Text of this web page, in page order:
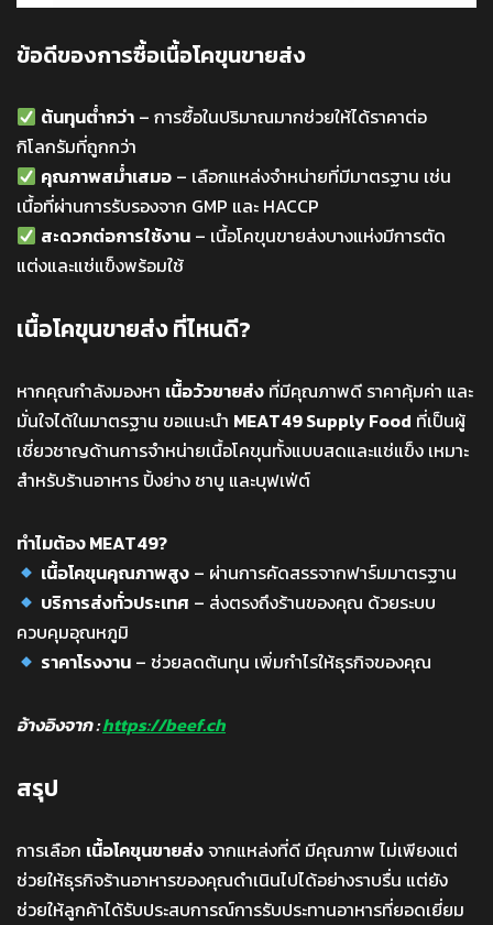
ข้อดีของการซื้อเนื้อโคขุนขายส่ง
ต้นทุนต่ำกว่า – การซื้อในปริมาณมากช่วยให้ได้ราคาต่อ
กิโลกรัมที่ถูกกว่า
คุณภาพสม่ำเสมอ – เลือกแหล่งจำหน่ายที่มีมาตรฐาน เช่น
เนื้อที่ผ่านการรับรองจาก GMP และ HACCP
สะดวกต่อการใช้งาน – เนื้อโคขุนขายส่งบางแห่งมีการตัด
แต่งและแช่แข็งพร้อมใช้
เนื้อโคขุนขายส่ง ที่ไหนดี?
หากคุณกำลังมองหา เนื้อวัวขายส่ง ที่มีคุณภาพดี ราคาคุ้มค่า และ
มั่นใจได้ในมาตรฐาน ขอแนะนำ MEAT49 Supply Food ที่เป็นผู้
เชี่ยวชาญด้านการจำหน่ายเนื้อโคขุนทั้งแบบสดและแช่แข็ง เหมาะ
สำหรับร้านอาหาร ปิ้งย่าง ชาบู และบุฟเฟ่ต์
ทำไมต้อง MEAT49?
เนื้อโคขุนคุณภาพสูง – ผ่านการคัดสรรจากฟาร์มมาตรฐาน
บริการส่งทั่วประเทศ – ส่งตรงถึงร้านของคุณ ด้วยระบบ
ควบคุมอุณหภูมิ
ราคาโรงงาน – ช่วยลดต้นทุน เพิ่มกำไรให้ธุรกิจของคุณ
อ้างอิงจาก :https://beef.ch
สรุป
การเลือก เนื้อโคขุนขายส่งจากแหล่งที่ดี มีคุณภาพ ไม่เพียงแต่
ช่วยให้ธุรกิจร้านอาหารของคุณดำเนินไปได้อย่างราบรื่น แต่ยัง
ช่วยให้ลูกค้าได้รับประสบการณ์การรับประทานอาหารที่ยอดเยี่ยม